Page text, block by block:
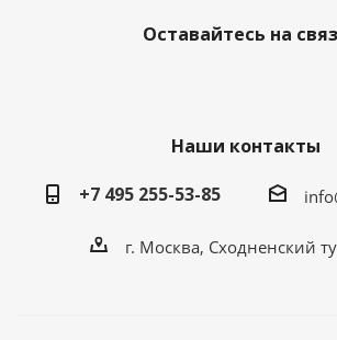
Оставайтесь на
Наши контакты
+7 495 255-53-85
г. Москва, Сходненский